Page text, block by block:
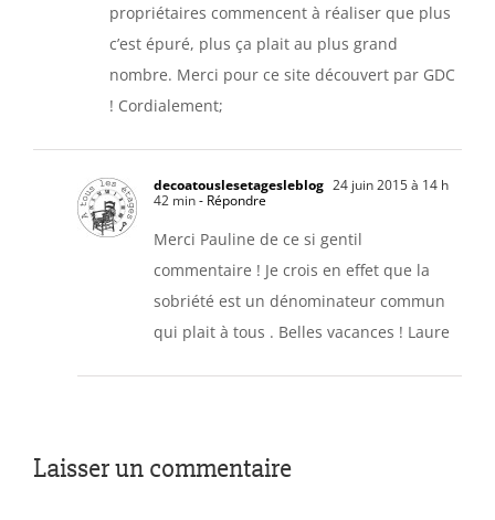
propriétaires commencent à réaliser que plus
c’est épuré, plus ça plait au plus grand
nombre. Merci pour ce site découvert par GDC
! Cordialement;
decoatouslesetagesleblog 24 juin 2015 à 14 h
42 min- Répondre
Merci Pauline de ce si gentil
commentaire ! Je crois en effet que la
sobriété est un dénominateur commun
qui plait à tous . Belles vacances ! Laure
Laisser un commentaire